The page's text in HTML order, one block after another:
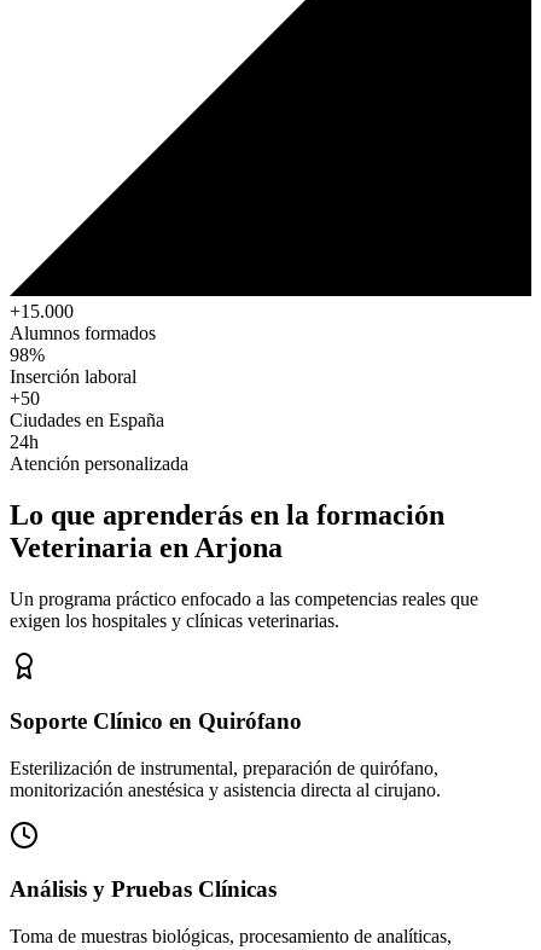
+15.000
Alumnos formados
98%
Inserción laboral
+50
Ciudades en España
24h
Atención personalizada
Lo que aprenderás en la formación
Veterinaria en Arjona
Un programa práctico enfocado a las competencias reales que
exigen los hospitales y clínicas veterinarias.
Soporte Clínico en Quirófano
Esterilización de instrumental, preparación de quirófano,
monitorización anestésica y asistencia directa al cirujano.
Análisis y Pruebas Clínicas
Toma de muestras biológicas, procesamiento de analíticas,